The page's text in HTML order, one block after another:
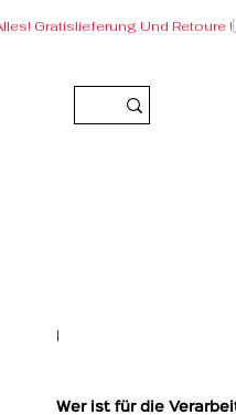
Gratislieferung Und Retoure !
Wer ist für die